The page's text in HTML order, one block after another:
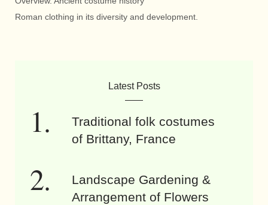
Roman clothing in its diversity and development.
Latest Posts
Traditional folk costumes
of Brittany, France
Landscape Gardening &
Arrangement of Flowers